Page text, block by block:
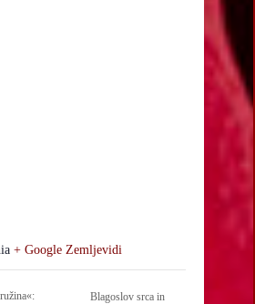
+ Google Zemljevidi
Blagoslov srca in